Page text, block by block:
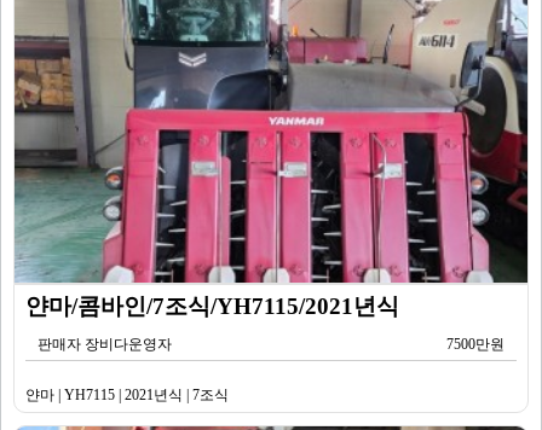
얀마/콤바인/7조식/YH7115/2021년식
판매자 장비다운영자 7500만원
얀마 | YH7115 | 2021년식 | 7조식